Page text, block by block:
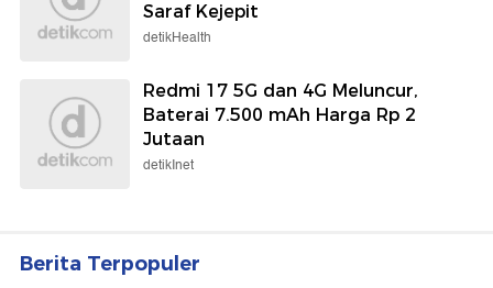
Saraf Kejepit
detikHealth
Redmi 17 5G dan 4G Meluncur,
Baterai 7.500 mAh Harga Rp 2
Jutaan
detikInet
Berita Terpopuler